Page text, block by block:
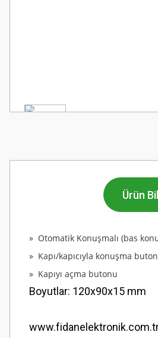
Ürün
» Otomatik Konuşmalı (bas
» Kapı/kapıcıyla konuşma
» Kapıyı açma butonu
Boyutlar: 120x90x15 mm